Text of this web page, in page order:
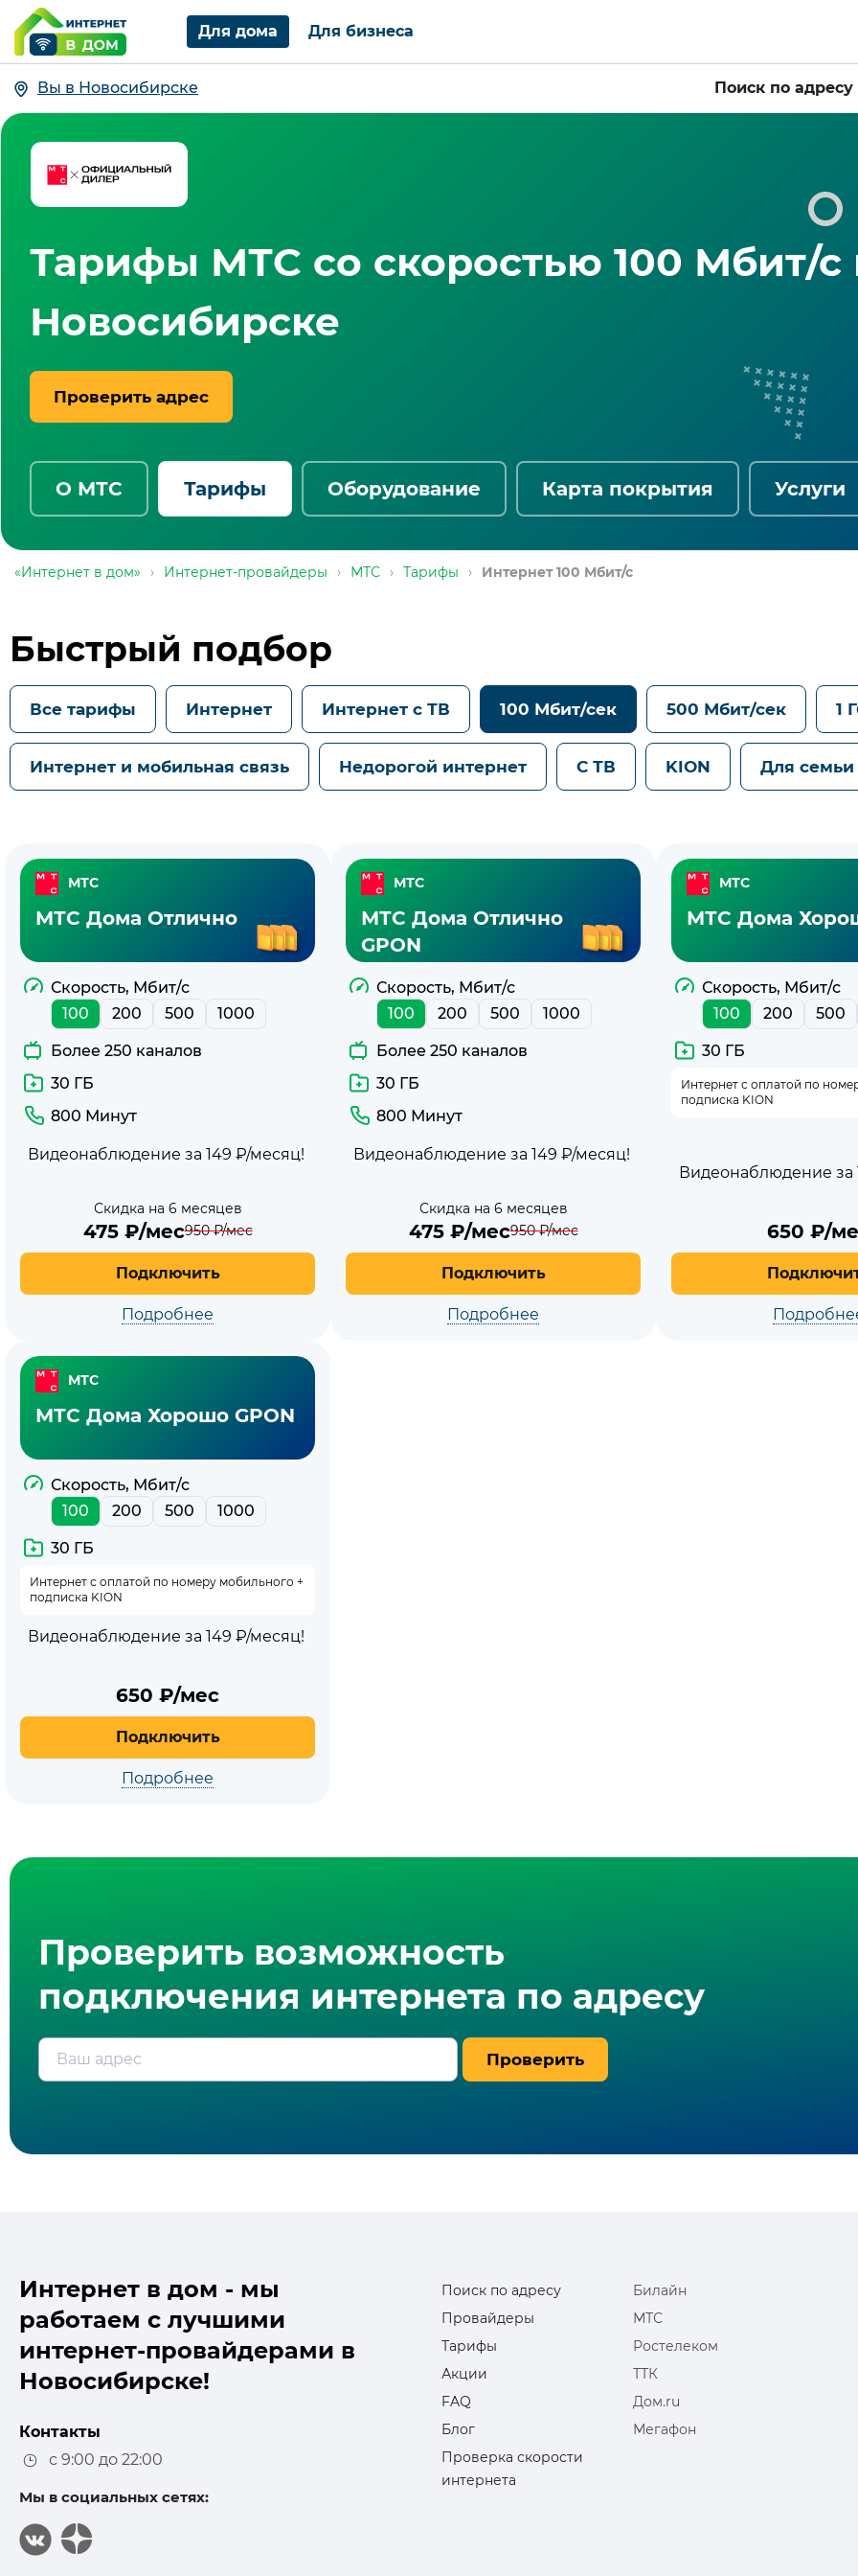
Для дома Для бизнеса
Вы в Новосибирске Поиск по адресу
Тарифы МТС со скоростью 100 Мбит/с
Новосибирске
Проверить адрес
О МТС Тарифы Оборудование Карта покрытия Услуги
«Интернет в дом» › Интернет-провайдеры › МТС › Тарифы › Интернет 100 Мбит/с
Быстрый подбор
Все тарифы Интернет Интернет с ТВ 100 Мбит/сек 500 Мбит/сек 1
Интернет и мобильная связь Недорогой интернет С ТВ KION Для семьи
Тарифы
интернетом
100
Мбит/
с
МТС
МТС
МТС Дома Отлично
Скорость, Мбит/с
100
200 500 1000
Более 250 каналов
30 ГБ
800 Минут
Видеонаблюдение за 149 ₽/месяц!
Скидка на 6 месяцев
475₽/мес950₽/мес
Подключить
Подробнее
МТС
МТС Дома Отлично
GPON
Скорость, Мбит/с
100
200 500 1000
Более 250 каналов
30 ГБ
800 Минут
Видеонаблюдение за 149 ₽/месяц!
Скидка на 6 месяцев
475₽/мес950₽/мес
Подключить
Подробнее
МТС
МТС Дома
Скорость, Мбит/с
100
200 500
30 ГБ
Интернет с оплатой по
подписка KION
Видеонаблюдение за
650 ₽/
МТС
МТС Дома Хорошо GPON
Скорость, Мбит/с
100
200 500 1000
30 ГБ
Интернет с оплатой по номеру мобильного +
подписка KION
Видеонаблюдение за 149 ₽/месяц!
650 ₽/мес
Подключить
Подробнее
Проверить возможность
подключения интернета по адресу
Ваш адрес Проверить
Интернет в дом - мы
работаем с лучшими
интернет-провайдерами в
Новосибирске!
Контакты
с 9:00 до 22:00
Мы в социальных сетях:
Поиск по адресу
Провайдеры
Тарифы
Акции
FAQ
Блог
Проверка скорости
интернета
Билайн
МТС
Ростелеком
ТТК
Дом.ru
Мегафон